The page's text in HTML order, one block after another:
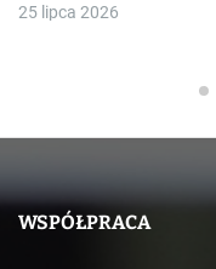
25 lipca 2026
WSPÓŁPRACA